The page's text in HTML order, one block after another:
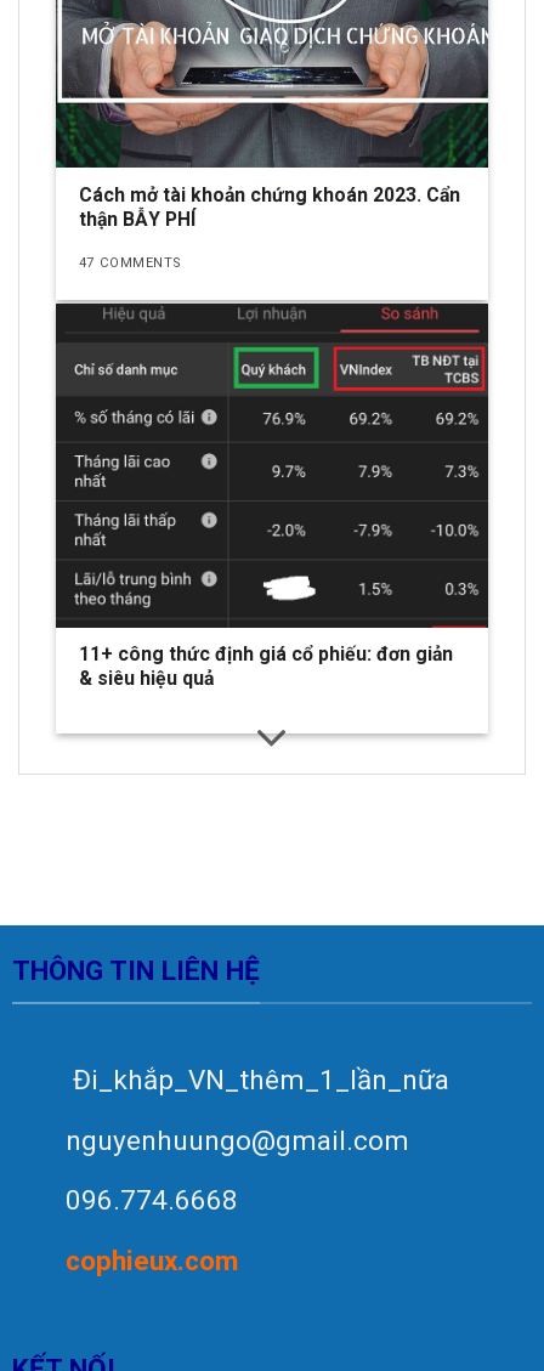
Cách mở tài khoản chứng khoán 2023. Cẩn
thận BẪY PHÍ
47 COMMENTS
11+ công thức định giá cổ phiếu: đơn giản
& siêu hiệu quả
THÔNG TIN LIÊN HỆ
Đi_khắp_VN_thêm_1_lần_nữa
nguyenhuungo@gmail.com
096.774.6668
cophieux.com